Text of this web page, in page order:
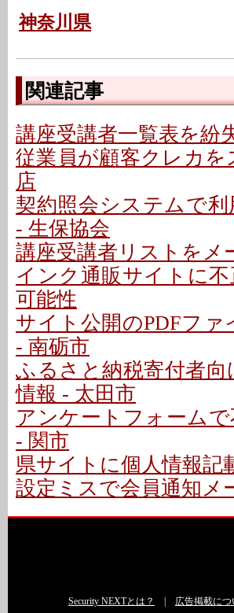
神奈川県
関連記事
講座受講者一覧表を紛
従業員が顧客クレカ
店
契約照会システムで
- 生保協会
講座受講者リストをメ
インク通販サイトに
可能性
サイト公開のPDFフ
- 南砺市
ふるさと納税寄付者
情報 - 太田市
アンケートフォーム
- 関市
県サイトに個人情報記
設定ミスで会員通知メ
Security NEXTとは？ 広告掲載につ